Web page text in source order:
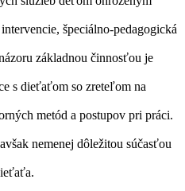
špeciálno-pedagogická
základnou činnosťou je
s dieťaťom so zreteľom na
metód a postupov pri práci.
nemenej dôležitou súčasťou